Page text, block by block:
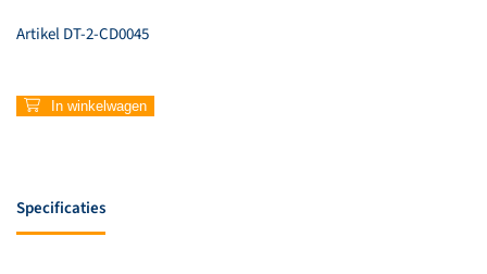
ArtikelDT-2-CD0045
846
–
In winkelwagen
Specificaties